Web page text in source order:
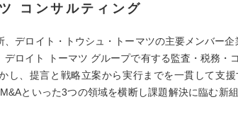
コンサルティング
、デロイト・トウシュ・トーマツの主要メンバー
デロイト トーマツ グループで有する監査・税務・
し、提言と戦略立案から実行までを一貫して支
といった3つの領域を横断し課題解決に臨む新